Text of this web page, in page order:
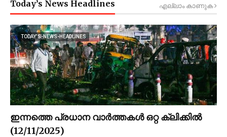
Today’s News Headlines എല്ലാം കാണുക
TODAY’S-NEWS-HEADLINES
ഇന്നത്തെ പ്രധാന വാർത്തകൾ ഒറ്റ ക്ലിക്കിൽ
(12/11/2025)